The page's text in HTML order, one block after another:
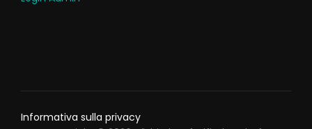
Informativa sulla privacy